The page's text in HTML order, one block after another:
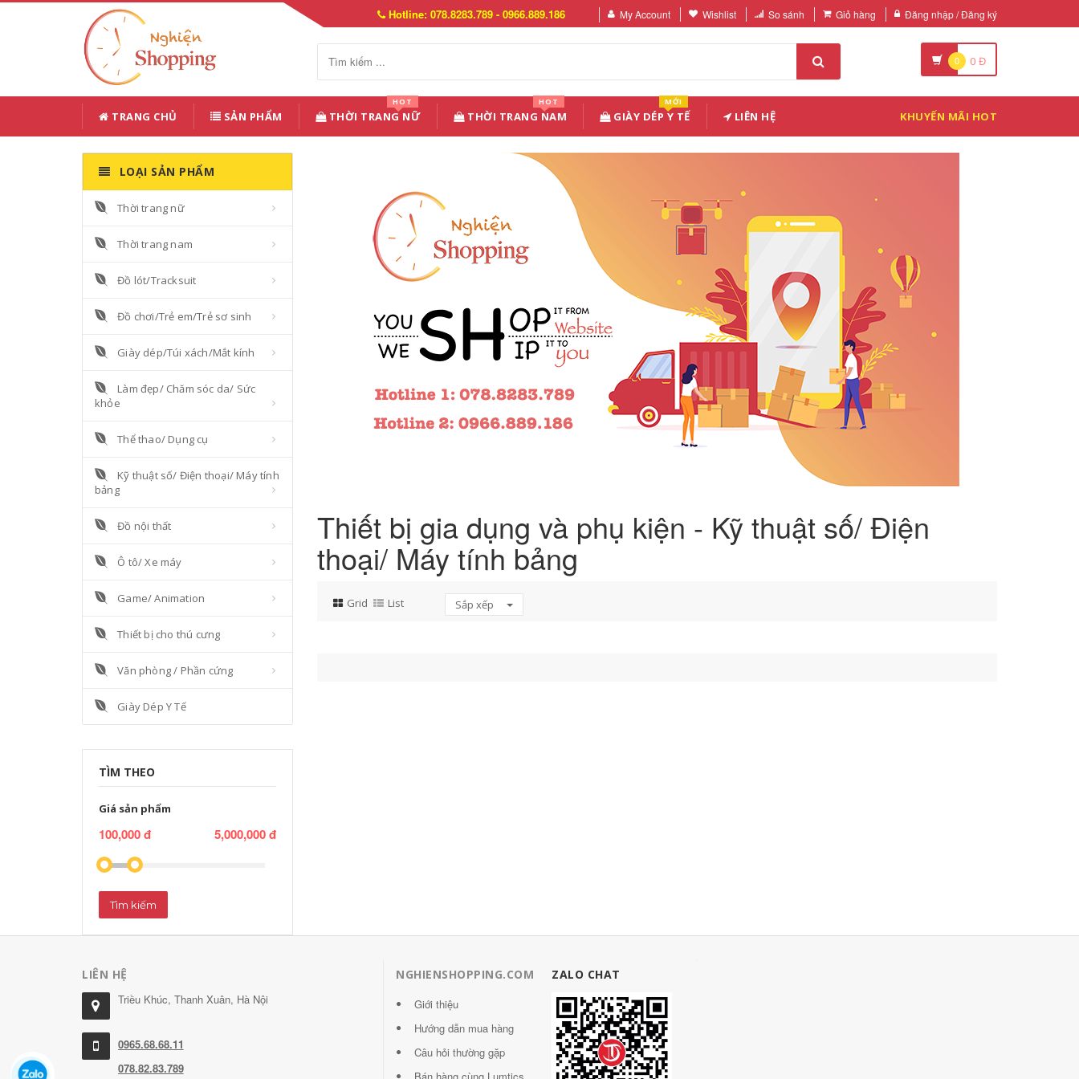
Hotline: 078.8283.789 - 0966.889.186 My Account Wishlist So sánh Giỏ hàng Đăng nhập / Đăng ký
0 0 Đ
TRANG CHỦ SẢN PHẨM THỜI TRANG NỮ
HOT
THỜI TRANG NAM
HOT
GIÀY DÉP Y TẾ
MỚI
LIÊN HỆ KHUYẾN MÃI HOT
LOẠI SẢN PHẨM
Thời trang nữ
Thời trang nam
Đồ lót/Tracksuit
Đồ chơi/Trẻ em/Trẻ sơ sinh
Giày dép/Túi xách/Mắt kính
Làm đẹp/ Chăm sóc da/ Sức
khỏe
Thể thao/ Dụng cụ
Kỹ thuật số/ Điện thoại/ Máy tính
bảng
Đồ nội thất
Ô tô/ Xe máy
Game/ Animation
Thiết bị cho thú cưng
Văn phòng / Phần cứng
Giày Dép Y Tế
TÌM THEO
Giá sản phẩm
100,000 đ 5,000,000 đ
Tìm kiếm
Thiết bị gia dụng và phụ kiện - Kỹ thuật số/ Điện
thoại/ Máy tính bảng
Grid List Sắp xếp
LIÊN HỆ
Triều Khúc, Thanh Xuân, Hà Nội
0965.68.68.11
078.82.83.789
NGHIENSHOPPING.COM
Giới thiệu
Hướng dẫn mua hàng
Câu hỏi thường gặp
ZALO CHAT